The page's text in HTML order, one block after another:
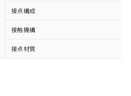
接点構成
接触機構
接点材質